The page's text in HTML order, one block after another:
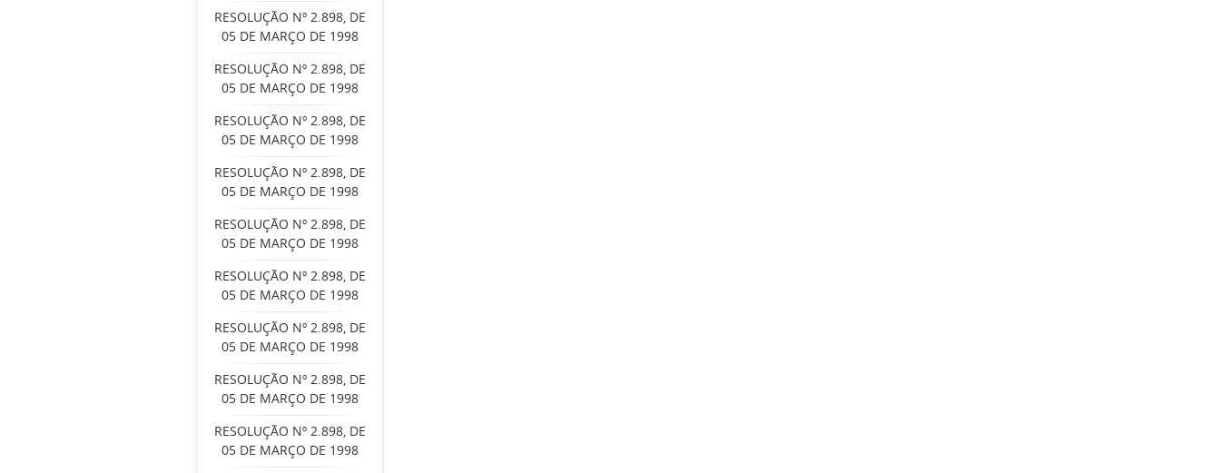
RESOLUÇÃO Nº 2.898, DE
05 DE MARÇO DE 1998
RESOLUÇÃO Nº 2.898, DE
05 DE MARÇO DE 1998
RESOLUÇÃO Nº 2.898, DE
05 DE MARÇO DE 1998
RESOLUÇÃO Nº 2.898, DE
05 DE MARÇO DE 1998
RESOLUÇÃO Nº 2.898, DE
05 DE MARÇO DE 1998
RESOLUÇÃO Nº 2.898, DE
05 DE MARÇO DE 1998
RESOLUÇÃO Nº 2.898, DE
05 DE MARÇO DE 1998
RESOLUÇÃO Nº 2.898, DE
05 DE MARÇO DE 1998
RESOLUÇÃO Nº 2.898, DE
05 DE MARÇO DE 1998